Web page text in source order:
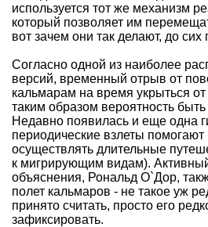
используется тот же механизм
который позволяет им
вот зачем они так делают, до
Согласно одной из наиболее
версий, временный отрыв от
кальмарам на время укрыться
таким образом вероятность
Недавно появилась и еще одна
периодические взлеты
осуществлять длительные
к мигрирующим видам).
объяснения, Рональд О`Дор,
полет кальмаров - не такое уж
принято считать, просто его
зафиксировать.